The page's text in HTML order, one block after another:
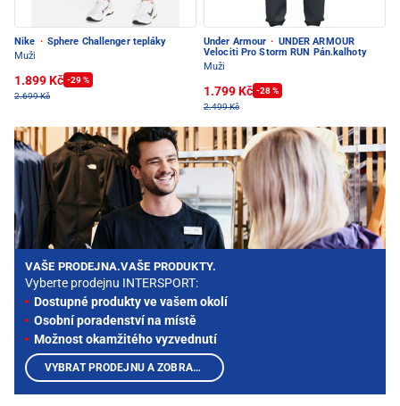
Nike · Sphere Challenger tepláky
Muži
1.899 Kč -29 %
2.699 Kč
Under Armour · UNDER ARMOUR
Velociti Pro Storm RUN Pán.kalhoty
Muži
1.799 Kč -28 %
2.499 Kč
VAŠE PRODEJNA.VAŠE PRODUKTY.
Vyberte prodejnu INTERSPORT:
Dostupné produkty ve vašem okolí
Osobní poradenství na místě
Možnost okamžitého vyzvednutí
VYBRAT PRODEJNU A ZOBRAZIT PRODUKTY